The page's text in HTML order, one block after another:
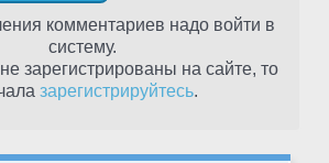
комментариев надо войти в
систему.
зарегистрированы на сайте, то
зарегистрируйтесь.